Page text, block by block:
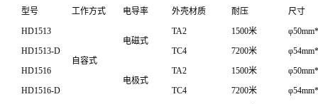
型号
工作方式 电导率 外壳材质 耐压
尺寸
HD1513
自容式
电磁式
TA2 1500米
HD1513-D
TC4 7200米
HD1516
电极式
TA2 1500米
HD1516-D
TC4 7200米